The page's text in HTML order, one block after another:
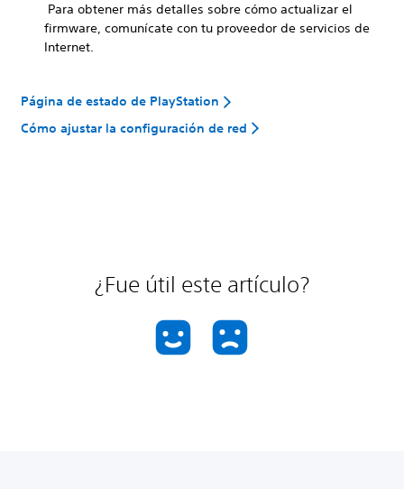
Para obtener más detalles sobre cómo actualizar el
firmware, comunícate con tu proveedor de servicios de
Internet.
Página de estado de PlayStation
Cómo ajustar la configuración de red
¿Fue útil este artículo?